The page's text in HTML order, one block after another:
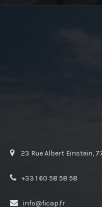
23 Rue Albert Einstein,
+33 1 60 58 58 58
info@ficap.fr